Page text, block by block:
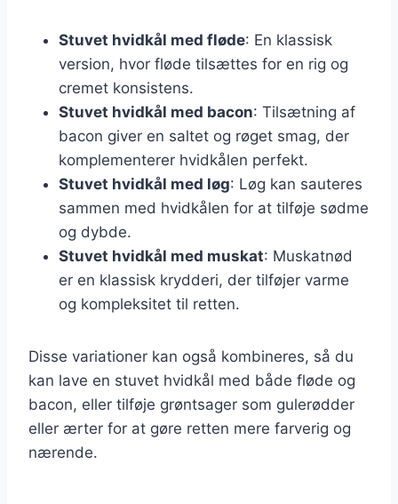
Stuvet hvidkål med fløde: En klassisk
version, hvor fløde tilsættes for en rig og
cremet konsistens.
Stuvet hvidkål med bacon: Tilsætning af
bacon giver en saltet og røget smag, der
komplementerer hvidkålen perfekt.
Stuvet hvidkål med løg: Løg kan sauteres
sammen med hvidkålen for at tilføje sødme
og dybde.
Stuvet hvidkål med muskat: Muskatnød
er en klassisk krydderi, der tilføjer varme
og kompleksitet til retten.
Disse variationer kan også kombineres, så du
kan lave en stuvet hvidkål med både fløde og
bacon, eller tilføje grøntsager som gulerødder
eller ærter for at gøre retten mere farverig og
nærende.